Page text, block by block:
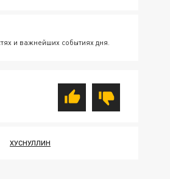
и важнейших событиях дня.
ХУСНУЛЛИН